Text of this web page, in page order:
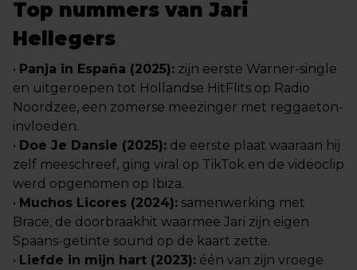
Top nummers van Jari
Hellegers
• Panja in España (2025): zijn eerste Warner-single
en uitgeroepen tot Hollandse HitFlits op Radio
Noordzee, een zomerse meezinger met reggaeton-
invloeden.
• Doe Je Dansie (2025): de eerste plaat waaraan hij
zelf meeschreef, ging viral op TikTok en de videoclip
werd opgenomen op Ibiza.
• Muchos Licores (2024): samenwerking met
Brace, de doorbraakhit waarmee Jari zijn eigen
Spaans-getinte sound op de kaart zette.
• Liefde in mijn hart (2023): één van zijn vroege